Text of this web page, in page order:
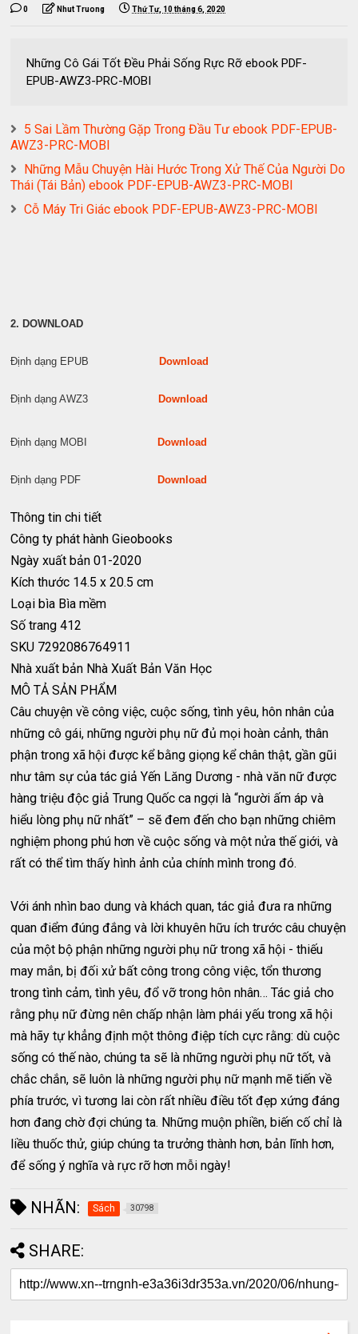
0 Nhut Truong Thứ Tư, 10 tháng 6, 2020
Những Cô Gái Tốt Đều Phải Sống Rực Rỡ ebook PDF-
EPUB-AWZ3-PRC-MOBI
5 Sai Lầm Thường Gặp Trong Đầu Tư ebook PDF-EPUB-
AWZ3-PRC-MOBI
Những Mẫu Chuyện Hài Hước Trong Xử Thế Của Người Do
Thái (Tái Bản) ebook PDF-EPUB-AWZ3-PRC-MOBI
Cỗ Máy Tri Giác ebook PDF-EPUB-AWZ3-PRC-MOBI
2. DOWNLOAD
Định dạng EPUB Download
Định dạng AWZ3 Download
Định dạng MOBI Download
Định dạng PDF Download
Thông tin chi tiết
Công ty phát hành Gieobooks
Ngày xuất bản 01-2020
Kích thước 14.5 x 20.5 cm
Loại bìa Bìa mềm
Số trang 412
SKU 7292086764911
Nhà xuất bản Nhà Xuất Bản Văn Học
MÔ TẢ SẢN PHẨM
Câu chuyện về công việc, cuộc sống, tình yêu, hôn nhân của
những cô gái, những người phụ nữ đủ mọi hoàn cảnh, thân
phận trong xã hội được kể bằng giọng kể chân thật, gần gũi
như tâm sự của tác giả Yến Lăng Dương - nhà văn nữ được
hàng triệu độc giả Trung Quốc ca ngợi là “người ấm áp và
hiểu lòng phụ nữ nhất” – sẽ đem đến cho bạn những chiêm
nghiệm phong phú hơn về cuộc sống và một nửa thế giới, và
rất có thể tìm thấy hình ảnh của chính mình trong đó.
Với ánh nhìn bao dung và khách quan, tác giả đưa ra những
quan điểm đúng đắng và lời khuyên hữu ích trước câu chuyện
của một bộ phận những người phụ nữ trong xã hội - thiếu
may mắn, bị đối xử bất công trong công việc, tổn thương
trong tình cảm, tình yêu, đổ vỡ trong hôn nhân… Tác giả cho
rằng phụ nữ đừng nên chấp nhận làm phái yếu trong xã hội
mà hãy tự khẳng định một thông điệp tích cực rằng: dù cuộc
sống có thế nào, chúng ta sẽ là những người phụ nữ tốt, và
chắc chắn, sẽ luôn là những người phụ nữ mạnh mẽ tiến về
phía trước, vì tương lai còn rất nhiều điều tốt đẹp xứng đáng
hơn đang chờ đợi chúng ta. Những muộn phiền, biến cố chỉ là
liều thuốc thử, giúp chúng ta trưởng thành hơn, bản lĩnh hơn,
để sống ý nghĩa và rực rỡ hơn mỗi ngày!
NHÃN: Sách 30798
SHARE: